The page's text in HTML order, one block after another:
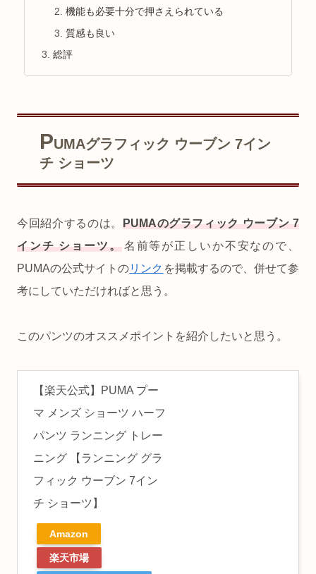
機能も必要十分で押さえられている
質感も良い
総評
PUMAグラフィック ウーブン 7イン
チ ショーツ
今回紹介するのは。 PUMAのグラフィック ウーブン 7
インチ ショーツ。名前等が正しいか不安なので、
PUMAの公式サイトのリンク を掲載するので、併せて参
考にしていただければと思う。
このパンツのオススメポイントを紹介したいと思う。
【楽天公式】PUMA プー
マ メンズ ショーツ ハーフ
パンツ ランニング トレー
ニング 【ランニング グラ
フィック ウーブン 7イン
チ ショーツ】
Amazon
楽天市場